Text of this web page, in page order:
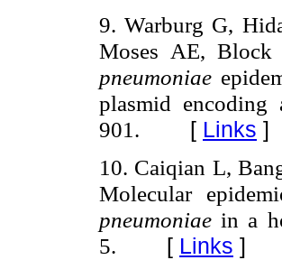
9. Warburg G,
Moses AE, Block
pneumoniae
plasmid encoding
901. [ Links ]
10. Caiqian L,
Molecular
pneumoniae in a
5. [ Links ]